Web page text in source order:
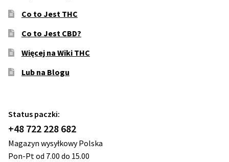
Co to Jest THC
Co to Jest CBD?
Więcej na Wiki THC
Lub na Blogu
Status paczki:
+48 722 228 682
Magazyn wysyłkowy Polska
Pon-Pt od 7.00 do 15.00